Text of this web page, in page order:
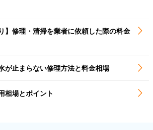
】修理・清掃を業者に依頼した際の料金
が止まらない修理方法と料金相場
相場とポイント